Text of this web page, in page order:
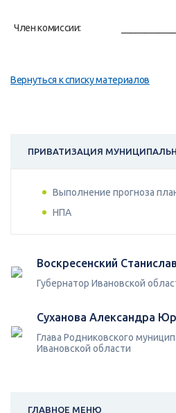
Член комиссии:
Вернуться к списку материалов
ПРИВАТИЗАЦИЯ
Выполнение прогноза
НПА
Воскресенский
Губернатор Ивановской
Суханова Александра
Глава Родниковского
Ивановской области
ГЛАВНОЕ МЕНЮ